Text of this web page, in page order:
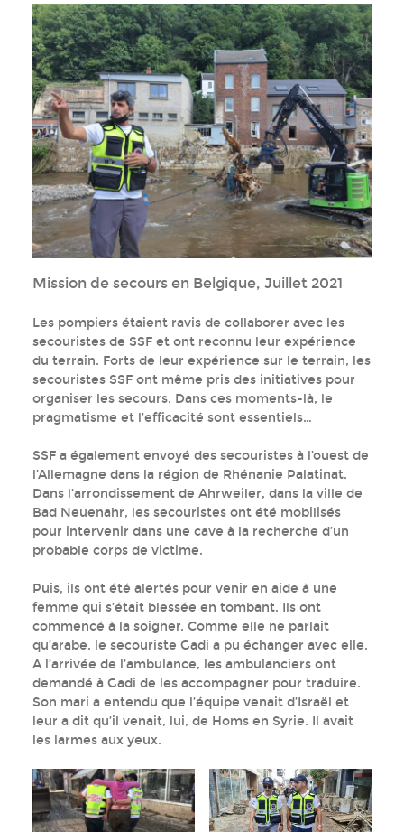
Mission de secours en Belgique, Juillet 2021
Les pompiers étaient ravis de collaborer avec les
secouristes de SSF et ont reconnu leur expérience
du terrain. Forts de leur expérience sur le terrain, les
secouristes SSF ont même pris des initiatives pour
organiser les secours. Dans ces moments-là, le
pragmatisme et l’efficacité sont essentiels…
SSF a également envoyé des secouristes à l’ouest de
l’Allemagne dans la région de Rhénanie Palatinat.
Dans l’arrondissement de Ahrweiler, dans la ville de
Bad Neuenahr, les secouristes ont été mobilisés
pour intervenir dans une cave à la recherche d’un
probable corps de victime.
Puis, ils ont été alertés pour venir en aide à une
femme qui s’était blessée en tombant. Ils ont
commencé à la soigner. Comme elle ne parlait
qu’arabe, le secouriste Gadi a pu échanger avec elle.
A l’arrivée de l’ambulance, les ambulanciers ont
demandé à Gadi de les accompagner pour traduire.
Son mari a entendu que l’équipe venait d’Israël et
leur a dit qu’il venait, lui, de Homs en Syrie. Il avait
les larmes aux yeux.